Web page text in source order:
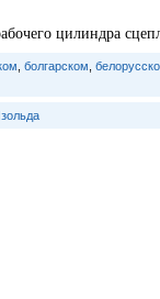
цилиндра
болгарском